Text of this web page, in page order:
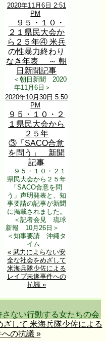
2020年11月6日 2:51
PM
９５・１０・
２１県民大会か
ら２５年④ 米兵
の性暴力終わり
なき年表 ～ 朝
日新聞記事
＜朝日新聞 2020
年11月6日＞
2020年10月30日 5:50
PM
９５・１０・２
１県民大会から
２５年
③「SACO合意
を問う」 新聞
記事
９５・１０・２１
県民大会から２５年
「SACO合意を問
う」声明発表と、知
事要請の記事が新聞
に掲載されました。
＜記者会見 琉球
新報 10月26日＞
＜知事要請 沖縄タ
イム...
«武力によらない安
全な社会をめざして
米海兵隊少佐による
レイプ未遂事件への
抗議 »
い行動する女たちの会
ざして 米海兵隊少佐による
への抗議 »